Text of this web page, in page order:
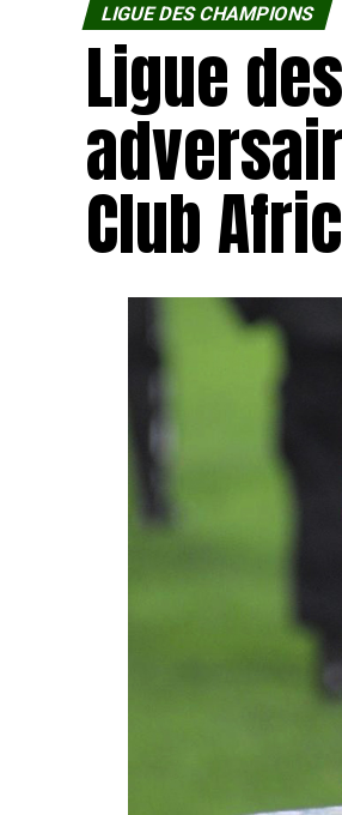
LIGUE DES CHAMPIONS
Ligue
Club